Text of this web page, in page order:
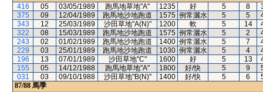
416
05 03/05/1989 跑馬地草地"A" 1235 好 5 8
375
09 12/04/1989 跑馬地沙地跑道 1575 例常灑水 5 5
343
12 25/03/1989 沙田草地"A(N)" 1200 軟 5 14
322
08 15/03/1989 跑馬地沙地跑道 1575 例常灑水 5 2
243
02 01/02/1989 跑馬地沙地跑道 1400 例常灑水 5 7
229
03 25/01/1989 跑馬地沙地跑道 1030 例常灑水 5 4
196
13 07/01/1989 沙田草地"C" 1600 好 5 13
155
05 14/12/1988 跑馬地草地"A" 1800 好/快 5 9
031
03 09/10/1988 沙田草地"B(N)" 1400 好/快 5 6
87/88 馬季